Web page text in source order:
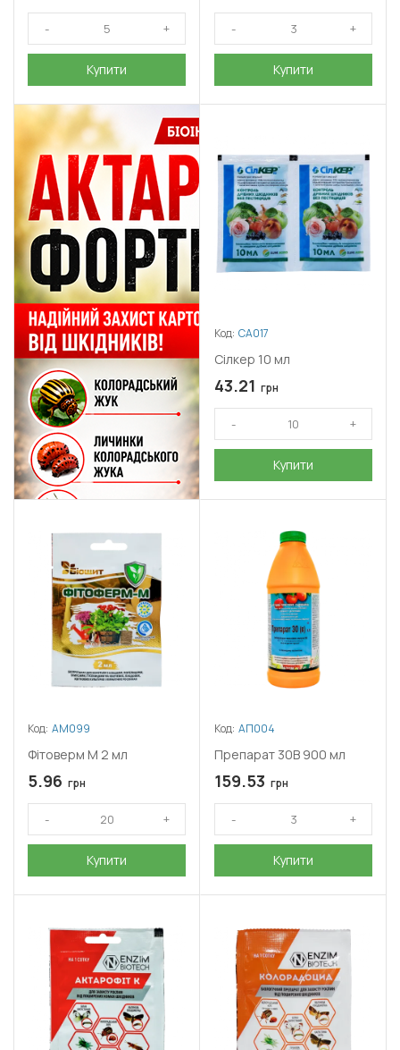
Купити Купити
Код: СА017
Сілкер 10 мл
43.21 грн
Купити
Код: АМ099
Фітоверм М 2 мл
5.96 грн
Купити
Код: АП004
Препарат 30В 900 мл
159.53 грн
Купити